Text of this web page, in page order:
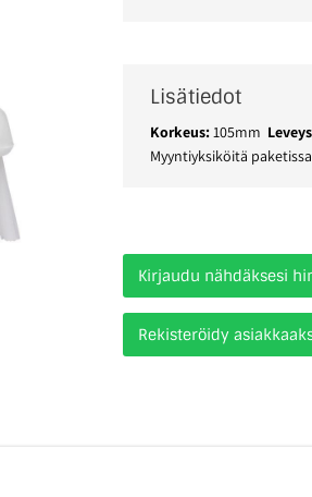
Lisätiedot
Korkeus:105mm
Myyntiyksiköitä
Kirjaudu nähdäksesi
Rekisteröidy